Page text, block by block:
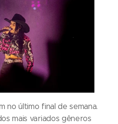
no último final de semana.
mais variados gêneros